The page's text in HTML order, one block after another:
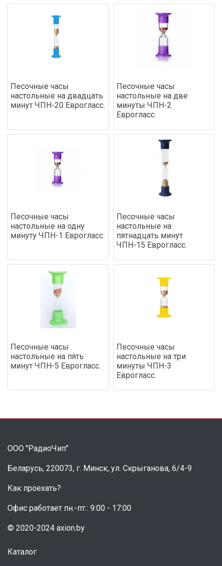
Песочные часы
настольные на двадцать
минут ЧПН-20 Еврогласс.
Песочные часы
настольные на две
минуты ЧПН-2
Еврогласс.
Песочные часы
настольные на одну
минуту ЧПН-1 Еврогласс.
Песочные часы
настольные на
пятнадцать минут
ЧПН-15 Еврогласс.
Песочные часы
настольные на пять
минут ЧПН-5 Еврогласс.
Песочные часы
настольные на три
минуты ЧПН-3
Еврогласс.
ООО "РадиоЧип"
Беларусь, 220073, г. Минск, ул. Скрыганова, 6/4-9
Как проехать?
Офис работает пн.-пт.: 9:00 - 17:00
© 2020-2024 axion.by
Каталог